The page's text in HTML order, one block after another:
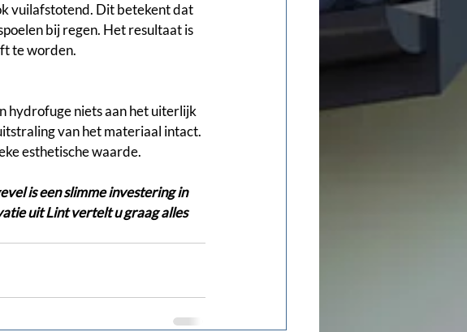
vuilafstotend. Dit betekent dat
bij regen. Het resultaat is
te worden.
hydrofuge niets aan het uiterlijk
van het materiaal intact.
esthetische waarde.
is een slimme investering in
uit Lint vertelt u graag alles